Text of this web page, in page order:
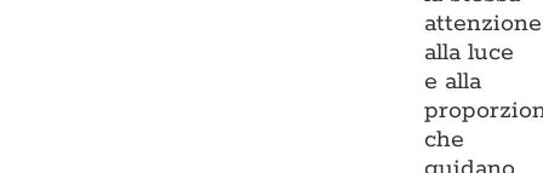
attenzione
alla luce
e alla
che